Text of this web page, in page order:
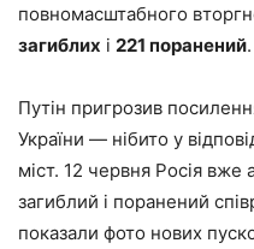
повномасштабного
загиблих і 221 поранений.
Путін пригрозив
України — нібито у
міст. 12 червня Росія
загиблий і поранений
показали фото нових